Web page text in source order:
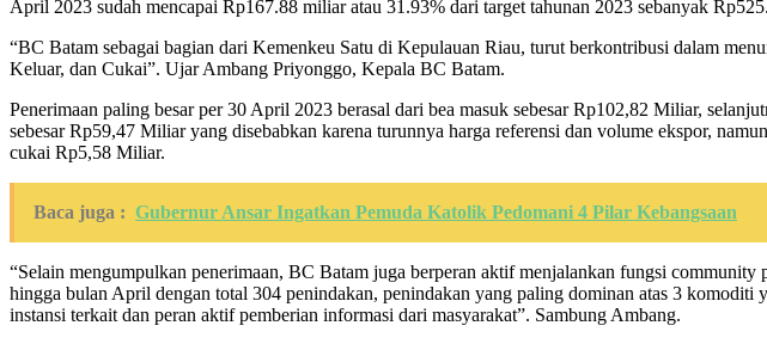
April 2023 sudah mencapai Rp167.88 miliar atau 31.93% dari target tahunan 2023 sebanyak
“BC Batam sebagai bagian dari Kemenkeu Satu di Kepulauan Riau, turut berkontribusi dalam
Keluar, dan Cukai”. Ujar Ambang Priyonggo, Kepala BC Batam.
Penerimaan paling besar per 30 April 2023 berasal dari bea masuk sebesar Rp102,82 Miliar,
sebesar Rp59,47 Miliar yang disebabkan karena turunnya harga referensi dan volume ekspor,
cukai Rp5,58 Miliar.
Baca juga : Gubernur Ansar Ingatkan Pemuda Katolik Pedomani 4 Pilar Kebangsaan
“Selain mengumpulkan penerimaan, BC Batam juga berperan aktif menjalankan fungsi
hingga bulan April dengan total 304 penindakan, penindakan yang paling dominan atas 3
instansi terkait dan peran aktif pemberian informasi dari masyarakat”. Sambung Ambang.